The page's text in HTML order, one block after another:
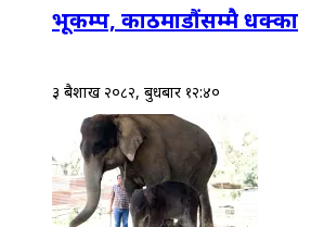
भूकम्प, काठमाडौंसम्मै धक्का
३ बैशाख २०८२, बुधबार १२:४०